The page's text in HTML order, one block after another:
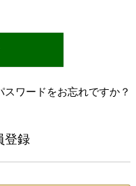
スワードをお忘れですか？
登録